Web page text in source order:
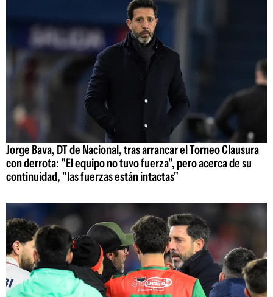
Jorge Bava, DT de Nacional, tras arrancar el Torneo Clausura
con derrota: "El equipo no tuvo fuerza", pero acerca de su
continuidad, "las fuerzas están intactas"